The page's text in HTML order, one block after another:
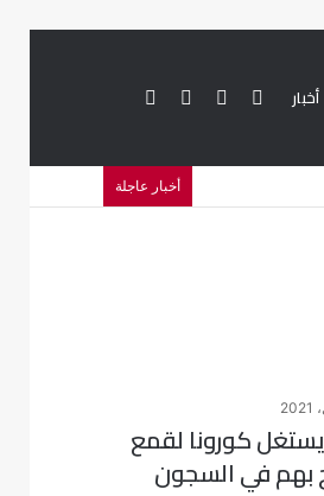
أخبار بحث تسجيل تويتر
أخبار عاجلة
يستغل كورونا لقمع
بهم في السجون